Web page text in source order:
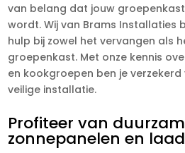
van belang dat jouw
wordt. Wij van Brams Installaties
hulp bij zowel het vervangen als
groepenkast. Met onze kennis
en kookgroepen ben je
veilige installatie.
Profiteer van
zonnepanelen en